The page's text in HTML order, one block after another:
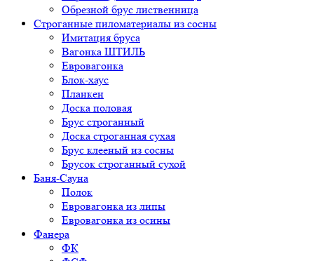
Обрезной брус лиственница
Строганные пиломатериалы из сосны
Имитация бруса
Вагонка ШТИЛЬ
Евровагонка
Блок-хаус
Планкен
Доска половая
Брус строганный
Доска строганная сухая
Брус клееный из сосны
Брусок строганный сухой
Баня-Сауна
Полок
Евровагонка из липы
Евровагонка из осины
Фанера
ФК